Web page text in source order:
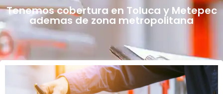
Tenemos cobertura en Toluca y Metepec
ademas de zona metropolitana